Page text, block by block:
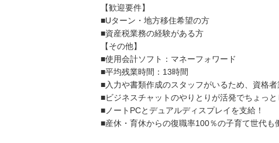
【歓迎要件】
■Uターン・地方移住希望の方
■資産税業務の経験がある方
【その他】
■使用会計ソフト：マネーフォワード
■平均残業時間：13時間
■入力や書類作成のスタッフがいるため、資格者
■ビジネスチャットのやりとりが活発でちょっ
■ノートPCとデュアルディスプレイを支給！
■産休・育休からの復職率100％の子育て世代も